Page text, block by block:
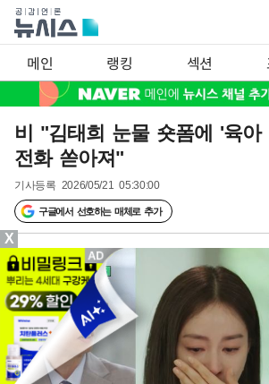
메인 랭킹 섹션
비 "김태희 눈물 숏폼에 '육아
전화 쏟아져"
기사등록 2026/05/21 05:30:00
구글에서 선호하는 매체로 추가
X